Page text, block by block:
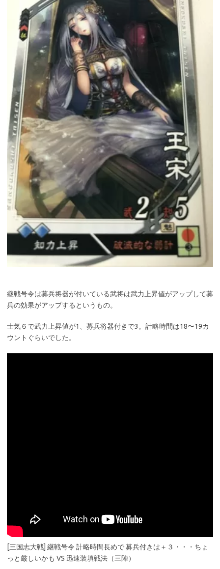
継戦号令は募兵将器が付いている武将は武力上昇値がアップして募
兵の効果がアップするというもの。
士気６で武力上昇値が1、募兵将器付きで3。計略時間は18〜19カ
ウントぐらいでした。
[三国志大戦] 継戦号令 計略時間長めで 募兵付きは＋３・・・ちょ
っと厳しいかも VS 迅速装填戦法（三陣）